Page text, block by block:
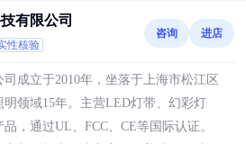
有限公司
性核验
咨询 进店
成立于2010年，坐落于上海市松江区
领域15年。主营LED灯带、幻彩灯
，通过UL、FCC、CE等国际认证。